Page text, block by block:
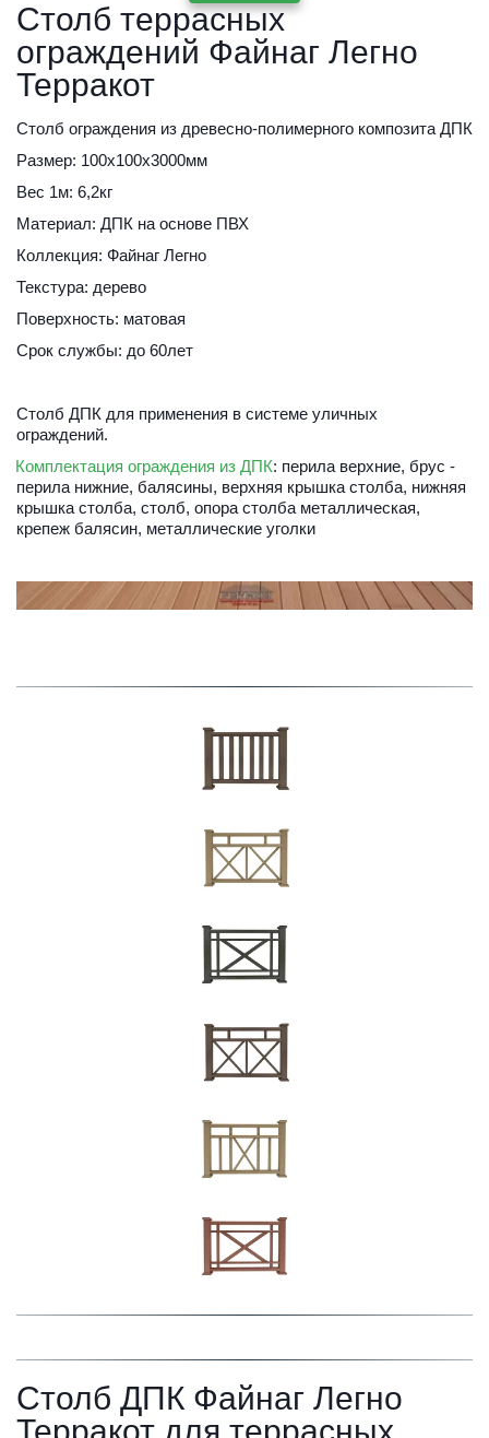
Столб террасных
ограждений Файнаг Легно
Терракот
Столб ограждения из древесно-полимерного композита ДПК
Размер: 100х100х3000мм
Вес 1м: 6,2кг
Материал: ДПК на основе ПВХ
Коллекция: Файнаг Легно
Текстура: дерево
Поверхность: матовая
Срок службы: до 60лет
Столб ДПК для применения в системе уличных
ограждений.
Комплектация ограждения из ДПК: перила верхние, брус -
перила нижние, балясины, верхняя крышка столба, нижняя
крышка столба, столб, опора столба металлическая,
крепеж балясин, металлические уголки
Столб ДПК Файнаг Легно